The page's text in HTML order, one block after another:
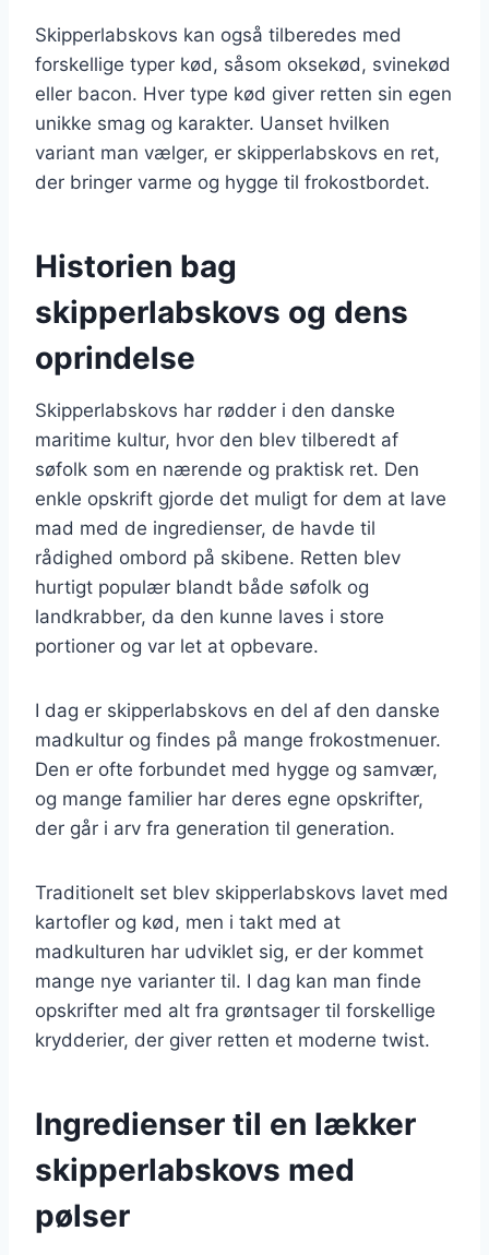
Skipperlabskovs kan også tilberedes med
forskellige typer kød, såsom oksekød, svinekød
eller bacon. Hver type kød giver retten sin egen
unikke smag og karakter. Uanset hvilken
variant man vælger, er skipperlabskovs en ret,
der bringer varme og hygge til frokostbordet.
Historien bag
skipperlabskovs og dens
oprindelse
Skipperlabskovs har rødder i den danske
maritime kultur, hvor den blev tilberedt af
søfolk som en nærende og praktisk ret. Den
enkle opskrift gjorde det muligt for dem at lave
mad med de ingredienser, de havde til
rådighed ombord på skibene. Retten blev
hurtigt populær blandt både søfolk og
landkrabber, da den kunne laves i store
portioner og var let at opbevare.
I dag er skipperlabskovs en del af den danske
madkultur og findes på mange frokostmenuer.
Den er ofte forbundet med hygge og samvær,
og mange familier har deres egne opskrifter,
der går i arv fra generation til generation.
Traditionelt set blev skipperlabskovs lavet med
kartofler og kød, men i takt med at
madkulturen har udviklet sig, er der kommet
mange nye varianter til. I dag kan man finde
opskrifter med alt fra grøntsager til forskellige
krydderier, der giver retten et moderne twist.
Ingredienser til en lækker
skipperlabskovs med
pølser